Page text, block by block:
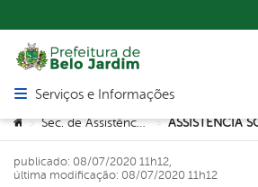
Abrir menu principal de navegação
Serviços e Informações
Você está aqui:
> Sec. de Assistência Social >
publicado: 08/07/2020 11h12,
última modificação: 08/07/2020 11h12